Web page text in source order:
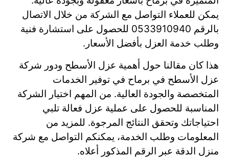
يمكن للعملاء التواصل مع الشركة من خلال الاتصال
بالرقم 0533910940 للحصول على استشارة فنية
وطلب خدمة العزل بأفضل الأسعار.
هذا كان مقالنا حول أهمية عزل الأسطح ودور شركة
عزل الأسطح في برماح في توفير الخدمات
المتخصصة والجودة العالية. من المهم اختيار الشركة
المناسبة للحصول على عملية عزل فعالة تلبي
احتياجاتك وتحقق النتائج المرجوة. للمزيد من
المعلومات وطلب الخدمة، يمكنكم التواصل مع شركة
منزل الدقة عبر الرقم المذكور أعلاه.